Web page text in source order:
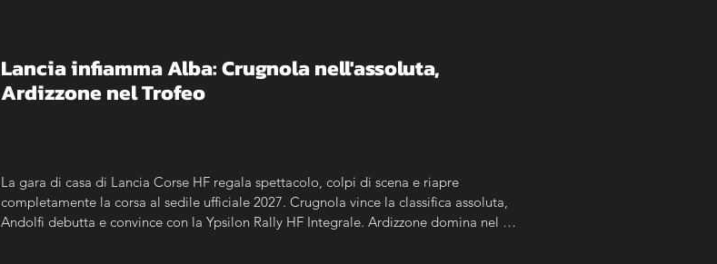
Lancia infiamma Alba: Crugnola nell'assoluta,
Ardizzone nel Trofeo
La gara di casa di Lancia Corse HF regala spettacolo, colpi di scena e riapre
completamente la corsa al sedile ufficiale 2027. Crugnola vince la classifica assoluta,
Andolfi debutta e convince con la Ypsilon Rally HF Integrale. Ardizzone domina nel